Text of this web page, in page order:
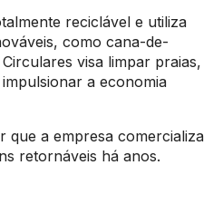
reciclável e utiliza
como cana-de-
visa limpar praias,
a economia
que a empresa comercializa
retornáveis há anos.